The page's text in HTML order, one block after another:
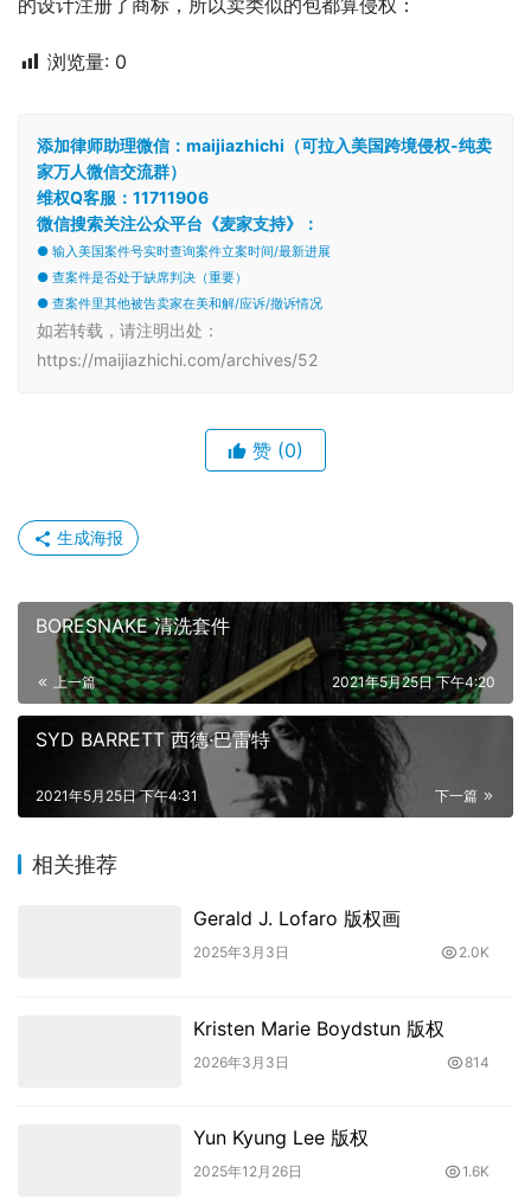
的设计注册了商标，所以卖类似的包都算侵权：
浏览量: 0
添加律师助理微信：maijiazhichi（可拉入美国跨境侵权-纯卖
家万人微信交流群）
维权Q客服：11711906
微信搜索关注公众平台《麦家支持》：
● 输入美国案件号实时查询案件立案时间/最新进展
● 查案件是否处于缺席判决（重要）
● 查案件里其他被告卖家在美和解/应诉/撤诉情况
如若转载，请注明出处：
https://maijiazhichi.com/archives/52
赞 (0)
生成海报
BORESNAKE 清洗套件
上一篇 2021年5月25日 下午4:20
SYD BARRETT 西德·巴雷特
下一篇
2021年5月25日 下午4:31
相关推荐
Gerald J. Lofaro 版权画
2025年3月3日 2.0K
Kristen Marie Boydstun 版权
2026年3月3日 814
Yun Kyung Lee 版权
2025年12月26日 1.6K